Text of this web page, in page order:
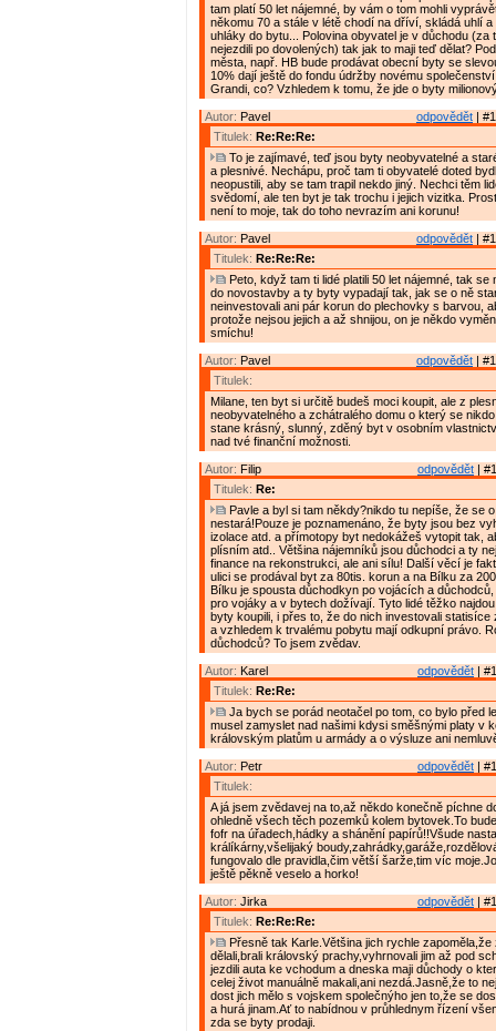
tam platí 50 let nájemné, by vám o tom mohli
někomu 70 a stále v létě chodí na dříví, skládá uhlí a
uhláky do bytu... Polovina obyvatel je v důchodu (za
nejezdili po dovolených) tak jak to maji teď dělat?
města, např. HB bude prodávat obecní byty se
10% dají ještě do fondu údržby novému
Grandi, co? Vzhledem k tomu, že jde o byty
odpovědět |
Autor: Pavel
Titulek: Re:Re:Re:
To je zajímavé, teď jsou byty neobyvatelné a
a plesnivé. Nechápu, proč tam ti obyvatelé doted
neopustili, aby se tam trapil nekdo jiný. Nechci těm
svědomí, ale ten byt je tak trochu i jejich vizitka.
není to moje, tak do toho nevrazím ani korunu!
odpovědět |
Autor: Pavel
Titulek: Re:Re:Re:
Peto, když tam ti lidé platili 50 let nájemné, tak se
do novostavby a ty byty vypadají tak, jak se o ně
neinvestovali ani pár korun do plechovky s barvou,
protože nejsou jejich a až shnijou, on je někdo
smíchu!
odpovědět |
Autor: Pavel
Titulek:
Milane, ten byt si určitě budeš moci koupit, ale z
neobyvatelného a zchátralého domu o který se
stane krásný, slunný, zděný byt v osobním
nad tvé finanční možnosti.
odpovědět |
Autor: Filip
Titulek: Re:
Pavle a byl si tam někdy?nikdo tu nepíše, že se
nestará!Pouze je poznamenáno, že byty jsou bez
izolace atd. a přímotopy byt nedokážeš vytopit tak,
plísním atd.. Většina nájemníků jsou důchodci a ty
finance na rekonstrukci, ale ani sílu! Další věcí je
ulici se prodával byt za 80tis. korun a na Bílku za
Bílku je spousta důchodkyn po vojácích a
pro vojáky a v bytech dožívají. Tyto lidé těžko
byty koupili, i přes to, že do nich investovali statisíce
a vzhledem k trvalému pobytu mají odkupní právo.
důchodců? To jsem zvědav.
odpovědět |
Autor: Karel
Titulek: Re:Re:
Ja bych se porád neotačel po tom, co bylo před
musel zamyslet nad našimi kdysi směšnými platy v
královským platům u armády a o výsluze ani
odpovědět |
Autor: Petr
Titulek:
A já jsem zvědavej na to,až někdo konečně píchne
ohledně všech těch pozemků kolem bytovek.To
fofr na úřadech,hádky a shánění papírů!!Všude
králíkárny,všelijaký
fungovalo dle pravidla,čim větší šarže,tim víc
ještě pěkně veselo a horko!
odpovědět |
Autor: Jirka
Titulek: Re:Re:Re:
Přesně tak Karle.Většina jich rychle zapoměla,že
dělali,brali královský prachy,vyhrnovali jim až pod
jezdili auta ke vchodum a dneska maji důchody o
celej život manuálně makali,ani nezdá.Jasně,že to
dost jich mělo s vojskem společnýho jen to,že se
a hurá jinam.Ať to nabídnou v průhlednym řízení
zda se byty prodaji.